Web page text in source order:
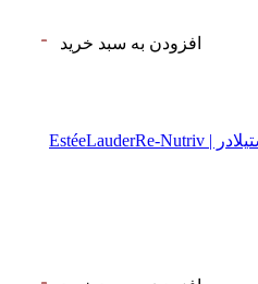
افزودن به سبد خرید
فوم شوینده آبرسان ری‌نوتریواستیلادر | EstéeLauderRe-Nutriv